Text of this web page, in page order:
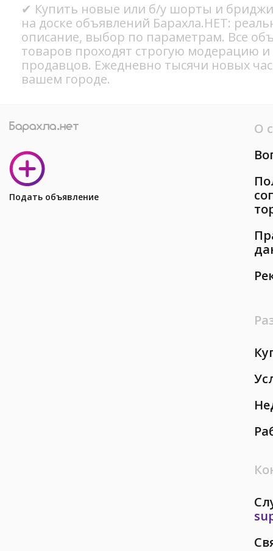
✔ Купить новые или б/у шорты и
на доске объявлений Барахла.НЕТ:
описание, выбор по параметрам. Все
товаров проходят строгую модерацию
продавцов. Ежедневно тысячи новых
вашем городе.
Подать объявление
О